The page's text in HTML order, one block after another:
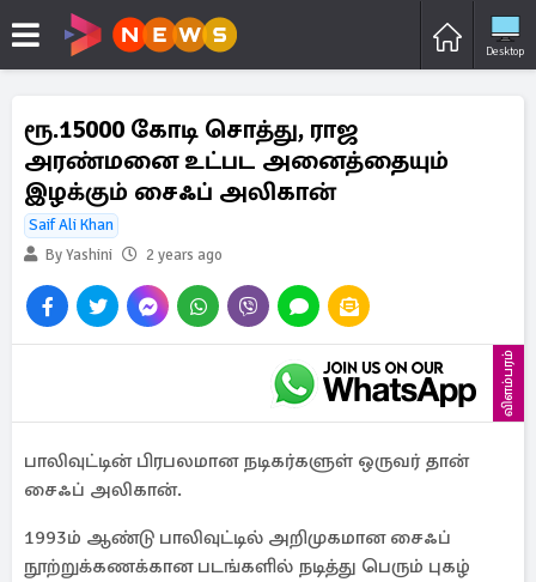
Desktop
ரூ.15000 கோடி சொத்து, ராஜ
அரண்மனை உட்பட அனைத்தையும்
இழக்கும் சைஃப் அலிகான்
Saif Ali Khan
By Yashini
2 years ago
விளம்பரம்
பாலிவுட்டின் பிரபலமான நடிகர்களுள் ஒருவர் தான்
சைஃப் அலிகான்.
1993ம் ஆண்டு பாலிவுட்டில் அறிமுகமான சைஃப்
நூற்றுக்கணக்கான படங்களில் நடித்து பெரும் புகழ்